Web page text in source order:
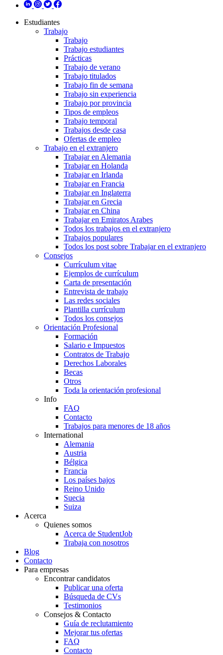
Estudiantes
Trabajo
Trabajo
Trabajo estudiantes
Prácticas
Trabajo de verano
Trabajo titulados
Trabajo fin de semana
Trabajo sin experiencia
Trabajo por provincia
Tipos de empleos
Trabajo temporal
Trabajos desde casa
Ofertas de empleo
Trabajo en el extranjero
Trabajar en Alemania
Trabajar en Holanda
Trabajar en Irlanda
Trabajar en Francia
Trabajar en Inglaterra
Trabajar en Grecia
Trabajar en China
Trabajar en Emiratos Arabes
Todos los trabajos en el extranjero
Trabajos populares
Todos los post sobre Trabajar en el extranjero
Consejos
Currículum vitae
Ejemplos de currículum
Carta de presentación
Entrevista de trabajo
Las redes sociales
Plantilla currículum
Todos los consejos
Orientación Profesional
Formación
Salario e Impuestos
Contratos de Trabajo
Derechos Laborales
Becas
Otros
Toda la orientación profesional
Info
FAQ
Contacto
Trabajos para menores de 18 años
International
Alemania
Austria
Bélgica
Francia
Los países bajos
Reino Unido
Suecia
Suiza
Acerca
Quienes somos
Acerca de StudentJob
Trabaja con nosotros
Blog
Contacto
Para empresas
Encontrar candidatos
Publicar una oferta
Búsqueda de CVs
Testimonios
Consejos & Contacto
Guía de reclutamiento
Mejorar tus ofertas
FAQ
Contacto